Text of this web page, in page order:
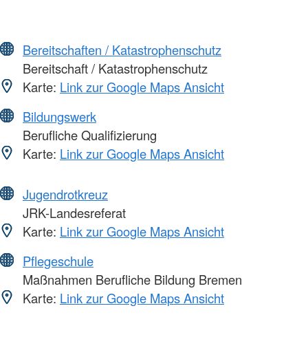
Bereitschaften / Katastrophenschutz
Bereitschaft / Katastrophenschutz
Karte: Link zur Google Maps Ansicht
Bildungswerk
Berufliche Qualifizierung
Karte: Link zur Google Maps Ansicht
Jugendrotkreuz
JRK-Landesreferat
Karte: Link zur Google Maps Ansicht
Pflegeschule
Maßnahmen Berufliche Bildung Bremen
Karte: Link zur Google Maps Ansicht